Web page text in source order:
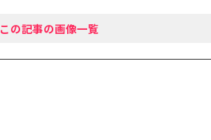
この記事の画像一覧